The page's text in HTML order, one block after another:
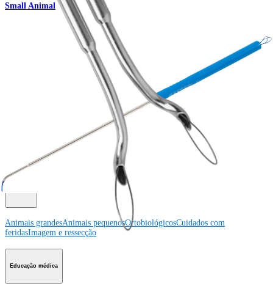
Small Animal
SutureLasso™ Suture Passer
Como podemos ajudar?
Veja eventos, laboratórios e oportunidades educacionais
Inscreva-se para receber: O que há de novo na Arthrex?
Animais grandesAnimais pequenosOrtobiológicosCuidados com
feridasImagem e ressecção
Educação médica